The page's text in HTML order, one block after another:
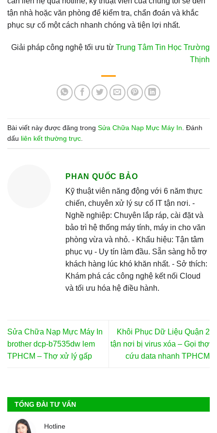
tận nhà hoặc văn phòng để kiểm tra, chẩn đoán và khắc
phục sự cố một cách nhanh chóng và tiện lợi nhất.
Giải pháp công nghệ tối ưu từ Trung Tâm Tin Học Trường
Thịnh
Bài viết này được đăng trong Sửa Chữa Nạp Mực Máy In. Đánh
dấu liên kết thường trực.
PHAN QUỐC BẢO
Kỹ thuật viên năng động với 6 năm thực
chiến, chuyên xử lý sự cố IT tận nơi. -
Nghề nghiệp: Chuyên lắp ráp, cài đặt và
bảo trì hệ thống máy tính, máy in cho văn
phòng vừa và nhỏ. - Khẩu hiệu: Tận tâm
phục vụ - Uy tín làm đầu. Sẵn sàng hỗ trợ
khách hàng lúc khó khăn nhất. - Sở thích:
Khám phá các công nghệ kết nối Cloud
và tối ưu hóa hệ điều hành.
Sửa Chữa Nạp Mực Máy In
brother dcp-b7535dw lem
TPHCM – Thợ xử lý gấp
Khôi Phục Dữ Liệu Quận 2
tận nơi bị virus xóa – Gọi thợ
cứu data nhanh TPHCM
TỔNG ĐÀI TƯ VẤN
Hotline